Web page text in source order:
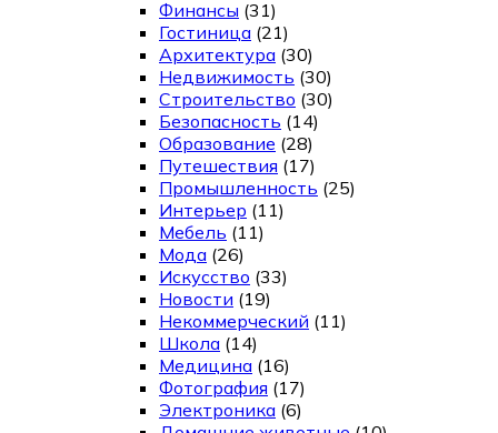
Финансы (31)
Гостиница (21)
Архитектура (30)
Недвижимость (30)
Строительство (30)
Безопасность (14)
Образование (28)
Путешествия (17)
Промышленность (25)
Интерьер (11)
Мебель (11)
Мода (26)
Искусство (33)
Новости (19)
Некоммерческий (11)
Школа (14)
Медицина (16)
Фотография (17)
Электроника (6)